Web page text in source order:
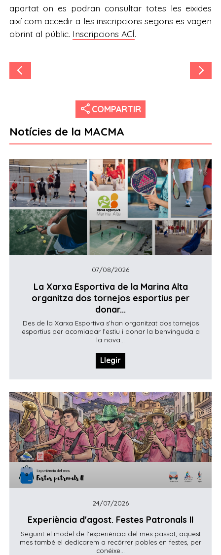
apartat on es podran consultar totes les eixides
així com accedir a les inscripcions segons es vagen
obrint al públic. Inscripcions ACÍ.
share COMPARTIR
Notícies de la MACMA
07/08/2026
La Xarxa Esportiva de la Marina Alta
organitza dos tornejos esportius per
donar...
Des de la Xarxa Esportiva s’han organitzat dos tornejos
esportius per acomiadar l’estiu i donar la benvinguda a
la nova...
Llegir
24/07/2026
Experiència d'agost. Festes Patronals II
Seguint el model de l’experiència del mes passat, aquest
mes també el dedicarem a recórrer pobles en festes, per
conéixe...